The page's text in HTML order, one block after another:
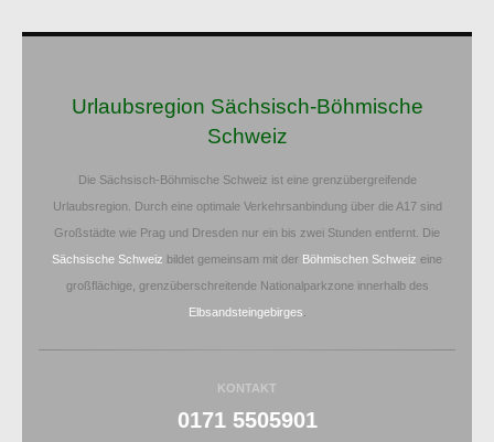
Urlaubsregion Sächsisch-Böhmische
Schweiz
Die Sächsisch-Böhmische Schweiz ist eine grenzübergreifende
Urlaubsregion. Durch eine optimale Verkehrsanbindung über die A17 sind
Großstädte wie Prag und Dresden nur ein bis zwei Stunden entfernt. Die
Sächsische Schweiz bildet gemeinsam mit der Böhmischen Schweiz eine
großflächige, grenzüberschreitende Nationalparkzone innerhalb des
Elbsandsteingebirges
KONTAKT
0171 5505901